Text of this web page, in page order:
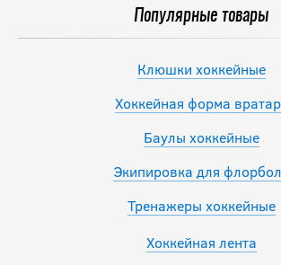
Популярные товары
Клюшки хоккейные
Хоккейная форма
Баулы хоккейные
Экипировка для
Тренажеры хоккейные
Хоккейная лента